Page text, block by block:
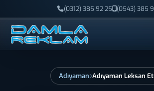
(0312) 385 92 25 (0543) 385
Adıyaman Adıyaman Leksan